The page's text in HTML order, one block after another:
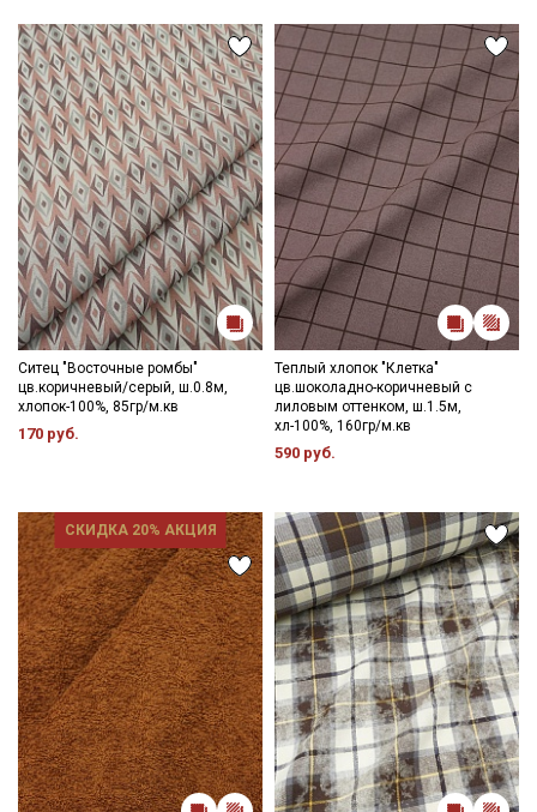
Ситец "Восточные ромбы"
цв.коричневый/серый, ш.0.8м,
хлопок-100%, 85гр/м.кв
170 руб.
Теплый хлопок "Клетка"
цв.шоколадно-коричневый с
лиловым оттенком, ш.1.5м,
хл-100%, 160гр/м.кв
590 руб.
СКИДКА 20% АКЦИЯ
Секретная рассылка от Купава
Мы публикуем здесь дополнительные
промокоды и скидки до 30% на узкие
категории тканей
Электронная почта
Подписаться
Ознакомлен(а) сПолитикой обработки персональных
данныхи даюСогласие на обработку персональных
данных
ДаюСогласие на получение рекламных и
информационных рассылок